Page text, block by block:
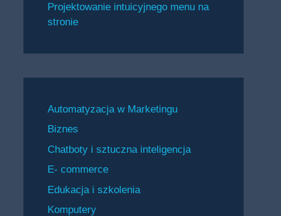
Projektowanie intuicyjnego menu na
stronie
Automatyzacja w Marketingu
Biznes
Chatboty i sztuczna inteligencja
E- commerce
Edukacja i szkolenia
Komputery